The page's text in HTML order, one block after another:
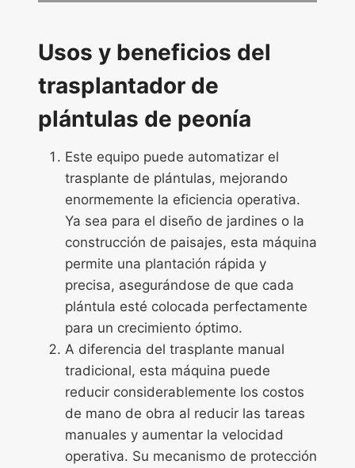
Usos y beneficios del
trasplantador de
plántulas de peonía
Este equipo puede automatizar el
trasplante de plántulas, mejorando
enormemente la eficiencia operativa.
Ya sea para el diseño de jardines o la
construcción de paisajes, esta máquina
permite una plantación rápida y
precisa, asegurándose de que cada
plántula esté colocada perfectamente
para un crecimiento óptimo.
A diferencia del trasplante manual
tradicional, esta máquina puede
reducir considerablemente los costos
de mano de obra al reducir las tareas
manuales y aumentar la velocidad
operativa. Su mecanismo de protección